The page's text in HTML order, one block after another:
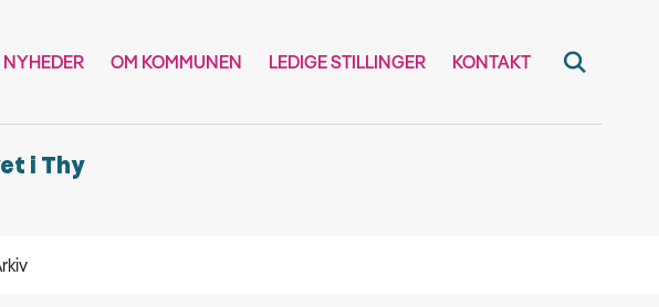
NYHEDER OM KOMMUNEN LEDIGE STILLINGER KONTAKT
i Thy